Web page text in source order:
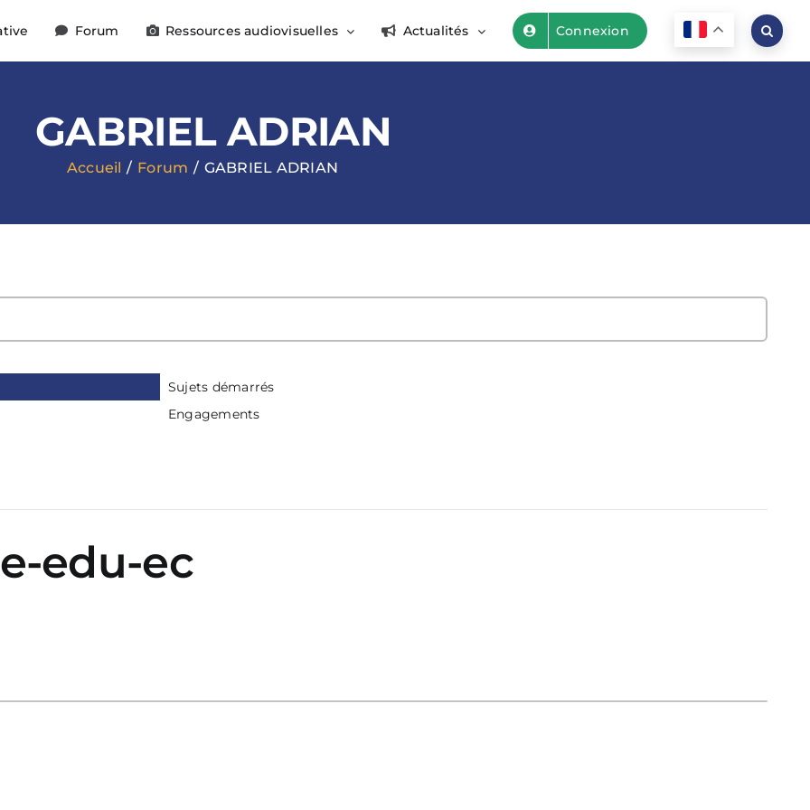
Forum Ressources audiovisuelles Actualités Connexion
GABRIEL ADRIAN
Accueil Forum GABRIEL ADRIAN
Sujets démarrés
Engagements
edu-ec